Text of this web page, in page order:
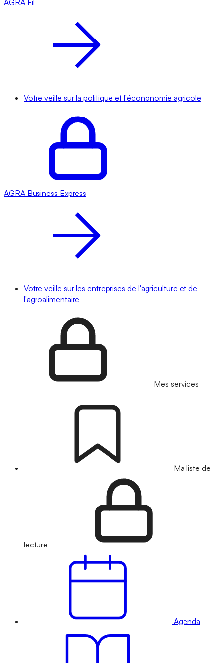
AGRA Fil
Votre veille sur la politique et l'écononomie agricole
AGRA Business Express
Votre veille sur les entreprises de l'agriculture et de
l'agroalimentaire
Mes services
Ma liste de
lecture
Agenda